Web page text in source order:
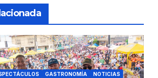
GASTRONOMÍA NOTICIAS